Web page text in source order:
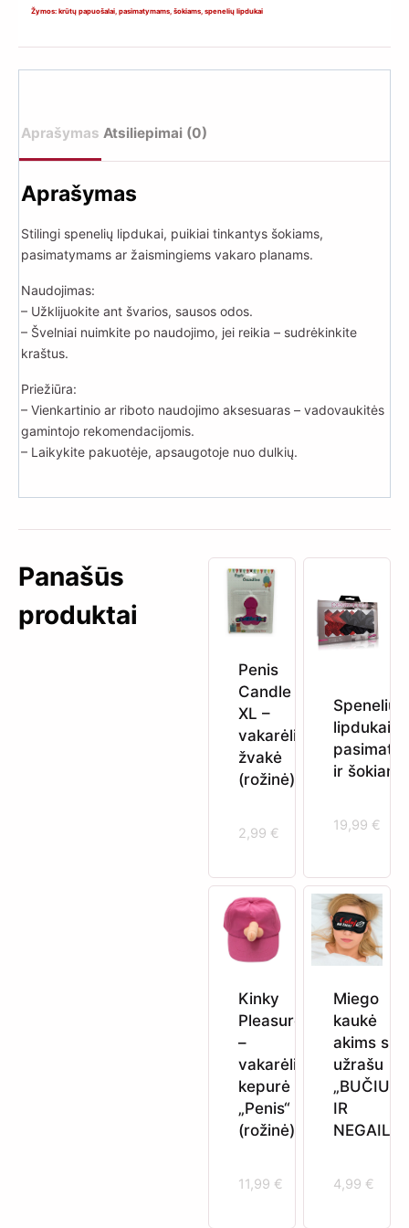
pasimatymams
Žymos: krūtų papuošalai pasimatymams šokiams spenelių lipdukai
Aprašymas Atsiliepimai (0)
Aprašymas
Stilingi spenelių lipdukai, puikiai tinkantys šokiams,
pasimatymams ar žaismingiems vakaro planams.
Naudojimas:
– Užklijuokite ant švarios, sausos odos.
– Švelniai nuimkite po naudojimo, jei reikia – sudrėkinkite
kraštus.
Priežiūra:
– Vienkartinio ar riboto naudojimo aksesuaras – vadovaukitės
gamintojo rekomendacijomis.
– Laikykite pakuotėje, apsaugotoje nuo dulkių.
Panašūs
produktai
Penis
Candle
XL –
vakarėlio
žvakė
(rožinė)
2,99 €
Spenelių
lipdukai
ir šokiams
19,99 €
Kinky
Pleasure
–
vakarėlio
kepurė
„Penis“
(rožinė)
11,99 €
Miego
kaukė
akims su
užrašu
IR
4,99 €